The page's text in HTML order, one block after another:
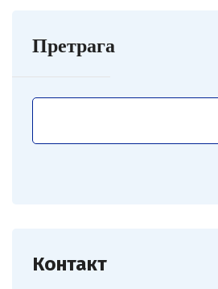
Претрага
Контакт